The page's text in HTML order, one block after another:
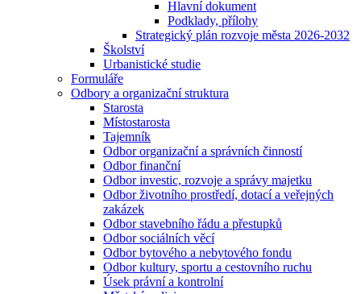
Hlavní dokument
Podklady, přílohy
Strategický plán rozvoje města 2026-2032
Školství
Urbanistické studie
Formuláře
Odbory a organizační struktura
Starosta
Místostarosta
Tajemník
Odbor organizační a správních činností
Odbor finanční
Odbor investic, rozvoje a správy majetku
Odbor životního prostředí, dotací a veřejných
zakázek
Odbor stavebního řádu a přestupků
Odbor sociálních věcí
Odbor bytového a nebytového fondu
Odbor kultury, sportu a cestovního ruchu
Úsek právní a kontrolní